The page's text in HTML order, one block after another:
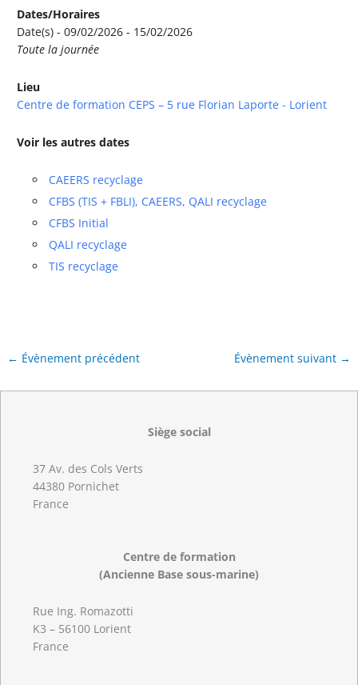
Dates/Horaires
Date(s) - 09/02/2026 - 15/02/2026
Toute la journée
Lieu
Centre de formation CEPS – 5 rue Florian Laporte - Lorient
Voir les autres dates
CAEERS recyclage
CFBS (TIS + FBLI), CAEERS, QALI recyclage
CFBS Initial
QALI recyclage
TIS recyclage
← Évènement précédent Évènement suivant →
Siège social
37 Av. des Cols Verts
44380 Pornichet
France
Centre de formation
(Ancienne Base sous-marine)
Rue Ing. Romazotti
K3 – 56100 Lorient
France